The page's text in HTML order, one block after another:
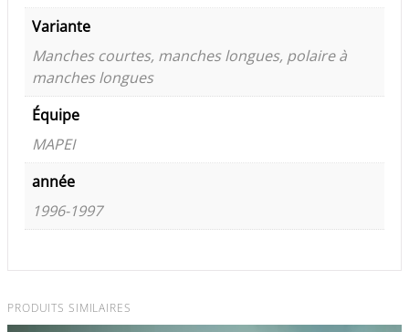
Variante
Manches courtes, manches longues, polaire à
manches longues
Équipe
MAPEI
année
1996-1997
PRODUITS SIMILAIRES